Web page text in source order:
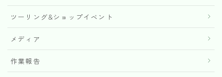
ツーリング&ショップイベント
メディア
作業報告